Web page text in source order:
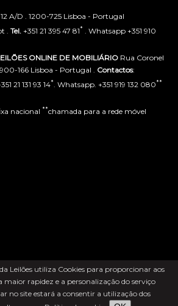
Leilões utiliza Cookies para proporcionar aos
maior rapidez e a personalização do serviço
no site estará a consentir a utilização dos
A/D . 1200-725 Lisboa - Portugal
. Tel. +351 21 395 47 81* . Whatsapp +351 910
ONLINE DE MOBILIÁRIO Rua Coronel
166 Lisboa - Portugal . Contactos:
21 131 93 14* . Whatsapp. +351 919 132 080**
nacional **chamada para a rede móvel